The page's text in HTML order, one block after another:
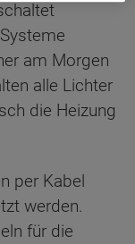
am Morgen
alle Lichter
die Heizung
per Kabel
werden.
für die